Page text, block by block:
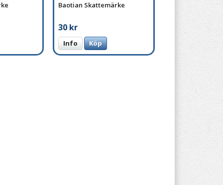
Baotian Skattemärke
30 kr
Info Köp